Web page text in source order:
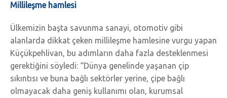
Millileşme hamlesi
Ülkemizin başta savunma sanayi, otomotiv gibi
alanlarda dikkat çeken millileşme hamlesine vurgu yapan
Küçükpehlivan, bu adımların daha fazla desteklenmesi
gerektiğini söyledi: “Dünya genelinde yaşanan çip
sıkıntısı ve buna bağlı sektörler yerine, çipe bağlı
olmayacak daha geniş kullanımı olan, kurumsal